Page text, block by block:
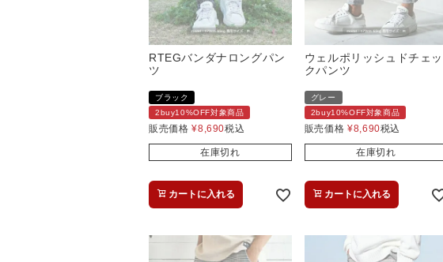
RTEGバンダナロングパン
ツ
ブラック
2buy10%OFF対象商品
販売価格 ¥8,690税込
在庫切れ
カートに入れる
ウェルポリッシュドチェッ
クパンツ
グレー
2buy10%OFF対象商品
販売価格 ¥8,690税込
在庫切れ
カートに入れる